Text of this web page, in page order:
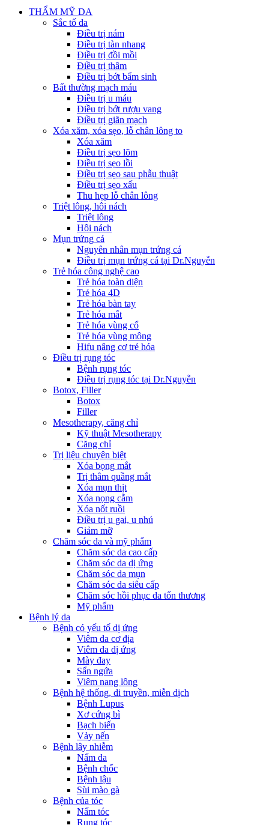
THẨM MỸ DA
Sắc tố da
Điều trị nám
Điều trị tàn nhang
Điều trị đồi mồi
Điều trị thâm
Điều trị bớt bẩm sinh
Bất thường mạch máu
Điều trị u máu
Điều trị bớt rượu vang
Điều trị giãn mạch
Xóa xăm, xóa sẹo, lỗ chân lông to
Xóa xăm
Điều trị sẹo lõm
Điều trị sẹo lồi
Điều trị sẹo sau phẫu thuật
Điều trị sẹo xấu
Thu hẹp lỗ chân lông
Triệt lông, hôi nách
Triệt lông
Hôi nách
Mụn trứng cá
Nguyên nhân mụn trứng cá
Điều trị mụn trứng cá tại Dr.Nguyễn
Trẻ hóa công nghệ cao
Trẻ hóa toàn diện
Trẻ hóa 4D
Trẻ hóa bàn tay
Trẻ hóa mắt
Trẻ hóa vùng cổ
Trẻ hóa vùng mông
Hifu nâng cơ trẻ hóa
Điều trị rụng tóc
Bệnh rụng tóc
Điều trị rụng tóc tại Dr.Nguyễn
Botox, Filler
Botox
Filler
Mesotherapy, căng chỉ
Kỹ thuật Mesotherapy
Căng chỉ
Trị liệu chuyên biệt
Xóa bọng mắt
Trị thâm quầng mắt
Xóa mụn thịt
Xóa nọng cằm
Xóa nốt ruồi
Điều trị u gai, u nhú
Giảm mỡ
Chăm sóc da và mỹ phẩm
Chăm sóc da cao cấp
Chăm sóc da dị ứng
Chăm sóc da mụn
Chăm sóc da siêu cấp
Chăm sóc hồi phục da tổn thương
Mỹ phẩm
Bệnh lý da
Bệnh có yếu tố dị ứng
Viêm da cơ địa
Viêm da dị ứng
Mày đay
Sẩn ngứa
Viêm nang lông
Bệnh hệ thống, di truyền, miễn dịch
Bệnh Lupus
Xơ cứng bì
Bạch biến
Vảy nến
Bệnh lây nhiễm
Nấm da
Bệnh chốc
Bệnh lậu
Sùi mào gà
Bệnh của tóc
Nấm tóc
Rụng tóc